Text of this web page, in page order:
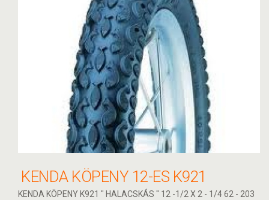
KENDA KÖPENY 12-ES K921
KENDA KÖPENY K921 " HALACSKÁS " 12 -1/2 X 2 - 1/4 62 - 203